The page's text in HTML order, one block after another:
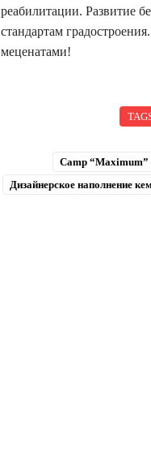
реабилитации. Развитие
стандартам
меценатами!
Camp “Maximum”
Дизайнерское наполнение